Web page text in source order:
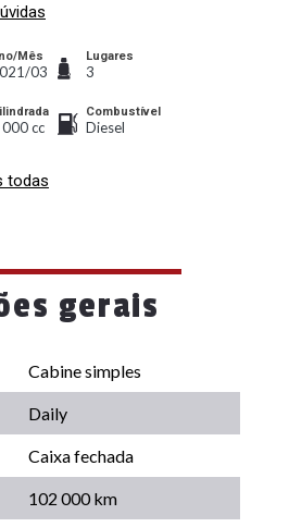
Mês
03
cc
Lugares
3
Combustível
Diesel
todas
gerais
Cabine simples
Daily
Caixa fechada
102 000 km